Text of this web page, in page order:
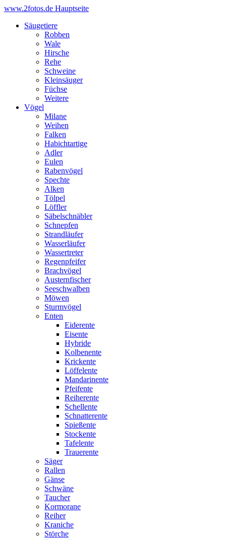
www.2fotos.de Hauptseite
Säugetiere
Robben
Wale
Hirsche
Rehe
Schweine
Kleinsäuger
Füchse
Weitere
Vögel
Milane
Weihen
Falken
Habichtartige
Adler
Eulen
Rabenvögel
Spechte
Alken
Tölpel
Löffler
Säbelschnäbler
Schnepfen
Strandläufer
Wasserläufer
Wassertreter
Regenpfeifer
Brachvögel
Austernfischer
Seeschwalben
Möwen
Sturmvögel
Enten
Eiderente
Eisente
Hybride
Kolbenente
Krickente
Löffelente
Mandarinente
Pfeifente
Reiherente
Schellente
Schnatterente
Spießente
Stockente
Tafelente
Trauerente
Säger
Rallen
Gänse
Schwäne
Taucher
Kormorane
Reiher
Kraniche
Störche